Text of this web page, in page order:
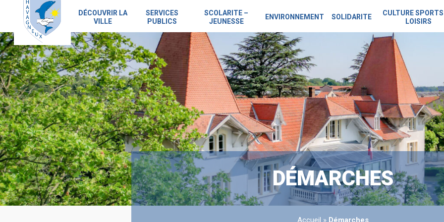
content
DÉCOUVRIR LA
VILLE
SERVICES
PUBLICS
SCOLARITE –
JEUNESSE
ENVIRONNEMENT SOLIDARITE
CULTURE
LOISIRS
DÉMARCHES
Accueil » Démarches